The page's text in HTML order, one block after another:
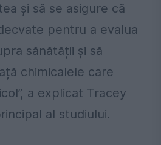
și să se asigure că
pentru a evalua
sănătății și să
chimicalele care
a explicat Tracey
al studiului.